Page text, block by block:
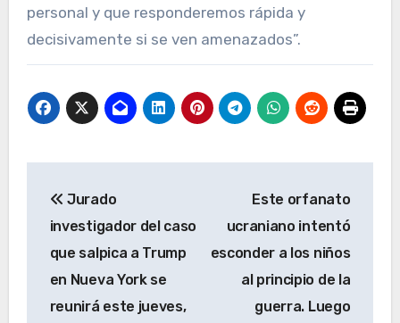
personal y que responderemos rápida y
decisivamente si se ven amenazados”.
de
entradas
Jurado
investigador del caso
que salpica a Trump
en Nueva York se
reunirá este jueves,
Este orfanato
ucraniano intentó
esconder a los niños
al principio de la
guerra. Luego